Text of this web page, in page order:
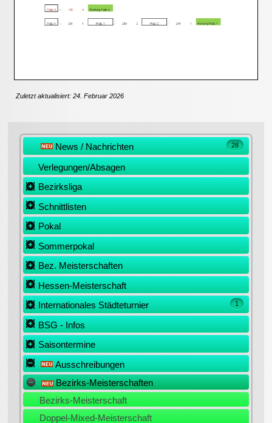
Zuletzt aktualisiert: 24. Februar 2026
28
News / Nachrichten
Verlegungen/Absagen
Bezirksliga
Schnittlisten
Pokal
Sommerpokal
Bez. Meisterschaften
Hessen-Meisterschaft
1
Internationales Städteturnier
BSG - Infos
Saisontermine
Ausschreibungen
Bezirks-Meisterschaften
Bezirks-Meisterschaft
Doppel-Mixed-Meisterschaft